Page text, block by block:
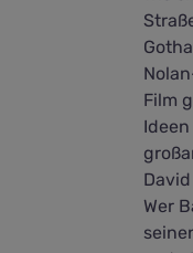
Film
Wer